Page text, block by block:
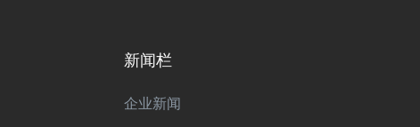
新闻栏
企业新闻